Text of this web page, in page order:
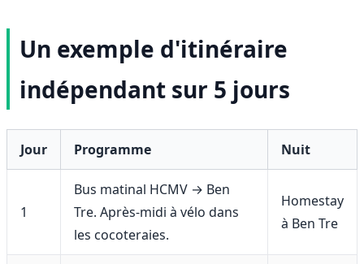
Un exemple d'itinéraire
indépendant sur 5 jours
Jour Programme Nuit
1
Bus matinal HCMV → Ben
Tre. Après-midi à vélo dans
les cocoteraies.
Homestay
à Ben Tre